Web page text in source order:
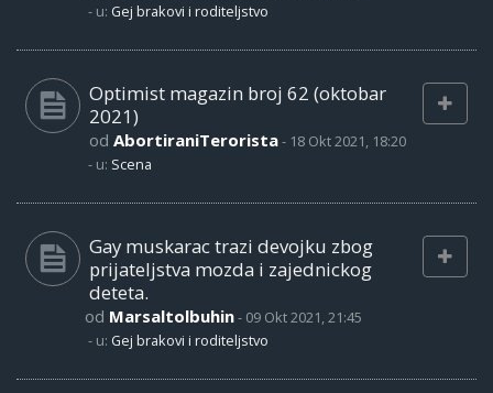
- u: Gej brakovi i roditeljstvo
Optimist magazin broj 62 (oktobar
2021)
od AbortiraniTerorista- 18 Okt 2021, 18:20
- u: Scena
Gay muskarac trazi devojku zbog
prijateljstva mozda i zajednickog
deteta.
od Marsaltolbuhin- 09 Okt 2021, 21:45
- u: Gej brakovi i roditeljstvo